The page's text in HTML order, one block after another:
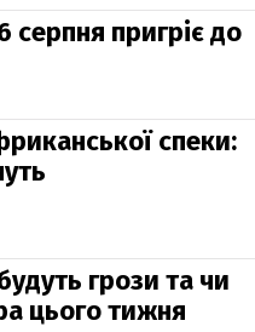
серпня пригріє до
спеки:
грози та чи
цього тижня